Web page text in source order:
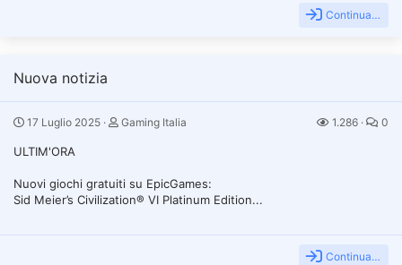
Continua…
Nuova notizia
17 Luglio 2025 Gaming Italia 1.286 0
ULTIM'ORA
Nuovi giochi gratuiti su EpicGames:
Sid Meier’s Civilization® VI Platinum Edition...
Continua…